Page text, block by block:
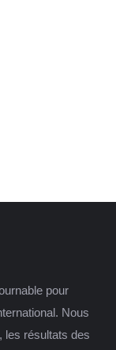
pour
Nous
les résultats des